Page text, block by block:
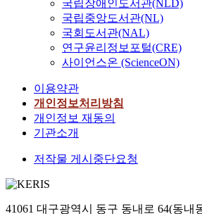
국립장애인도서관(NLD)
국립중앙도서관(NL)
국회도서관(NAL)
연구윤리정보포털(CRE)
사이언스온 (ScienceON)
이용약관
개인정보처리방침
개인정보 재동의
기관소개
저작물 게시중단요청
41061 대구광역시 동구 동내로 64(동내